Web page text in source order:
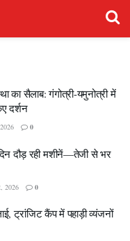
का सैलाब: गंगोत्री-यमुनोत्री में
दर्शन
0
दौड़ रही मशीनें—तेजी से भर
2026 0
ट्रांजिट कैंप में पहाड़ी व्यंजनों